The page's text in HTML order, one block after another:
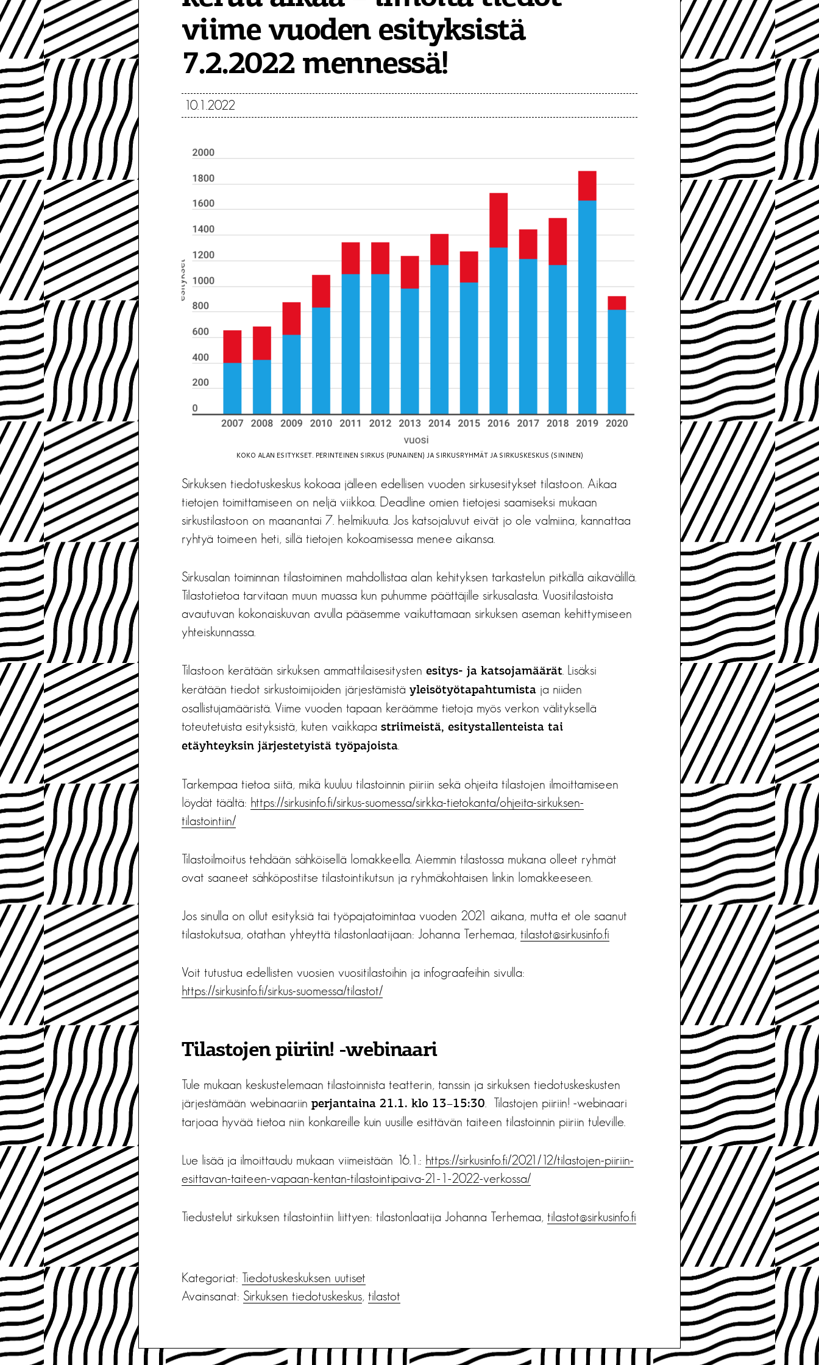
viime vuoden esityksistä
7.2.2022 mennessä!
10.1.2022
KOKO ALAN ESITYKSET. PERINTEINEN SIRKUS (PUNAINEN) JA SIRKUSRYHMÄT JA SIRKUSKESKUS (SININEN)
Sirkuksen tiedotuskeskus kokoaa jälleen edellisen vuoden sirkusesitykset tilastoon. Aikaa
tietojen toimittamiseen on neljä viikkoa. Deadline omien tietojesi saamiseksi mukaan
sirkustilastoon on maanantai 7. helmikuuta. Jos katsojaluvut eivät jo ole valmiina, kannattaa
ryhtyä toimeen heti, sillä tietojen kokoamisessa menee aikansa.
Sirkusalan toiminnan tilastoiminen mahdollistaa alan kehityksen tarkastelun pitkällä aikavälillä.
Tilastotietoa tarvitaan muun muassa kun puhumme päättäjille sirkusalasta. Vuositilastoista
avautuvan kokonaiskuvan avulla pääsemme vaikuttamaan sirkuksen aseman kehittymiseen
yhteiskunnassa.
Tilastoon kerätään sirkuksen ammattilaisesitysten esitys- ja katsojamäärät . Lisäksi
kerätään tiedot sirkustoimijoiden järjestämistä yleisötyötapahtumista ja niiden
osallistujamääristä. Viime vuoden tapaan keräämme tietoja myös verkon välityksellä
toteutetuista esityksistä, kuten vaikkapa striimeistä, esitystallenteista tai
etäyhteyksin järjestetyistä työpajoista
Tarkempaa tietoa siitä, mikä kuuluu tilastoinnin piiriin sekä ohjeita tilastojen ilmoittamiseen
löydät täältä: https://sirkusinfo.fi/sirkus-suomessa/sirkka-tietokanta/ohjeita-sirkuksen-
tilastointiin/
Tilastoilmoitus tehdään sähköisellä lomakkeella. Aiemmin tilastossa mukana olleet ryhmät
ovat saaneet sähköpostitse tilastointikutsun ja ryhmäkohtaisen linkin lomakkeeseen.
Jos sinulla on ollut esityksiä tai työpajatoimintaa vuoden 2021 aikana, mutta et ole saanut
tilastokutsua, otathan yhteyttä tilastonlaatijaan: Johanna Terhemaa, tilastot@sirkusinfo.fi
Voit tutustua edellisten vuosien vuositilastoihin ja infograafeihin sivulla:
https://sirkusinfo.fi/sirkus-suomessa/tilastot/
Tilastojen piiriin! -webinaari
Tule mukaan keskustelemaan tilastoinnista teatterin, tanssin ja sirkuksen tiedotuskeskusten
järjestämään webinaariin perjantaina 21.1. klo 13–15:30 . Tilastojen piiriin! -webinaari
tarjoaa hyvää tietoa niin konkareille kuin uusille esittävän taiteen tilastoinnin piiriin tuleville.
Lue lisää ja ilmoittaudu mukaan viimeistään 16.1.: https://sirkusinfo.fi/2021/12/tilastojen-piiriin-
esittavan-taiteen-vapaan-kentan-tilastointipaiva-21-1-2022-verkossa/
Tiedustelut sirkuksen tilastointiin liittyen: tilastonlaatija Johanna Terhemaa, tilastot@sirkusinfo.fi
Kategoriat: Tiedotus­keskuksen uutiset
Avainsanat: Sirkuksen tiedotuskeskus, tilastot